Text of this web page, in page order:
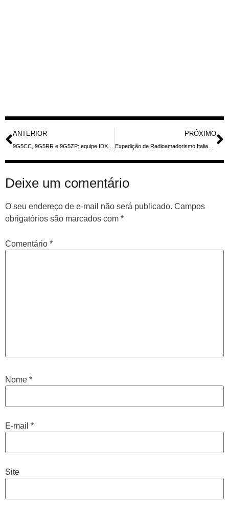
ANTERIOR PRÓXIMO
Expedição de Radioamadorismo Italiano Planeja Ativação Histórica da Ilha Abokwa e Gana em Março/Abril de 2026
Deixe um comentário
O seu endereço de e-mail não será publicado. Campos
obrigatórios são marcados com *
Comentário *
Nome *
E-mail *
Site